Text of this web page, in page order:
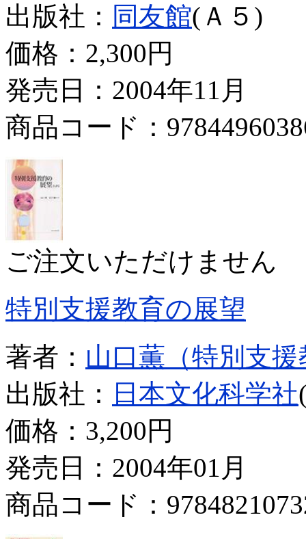
出版社： 同友館(Ａ５)
価格： 2,300円
発売日：2004年11月
商品コード：
ご注文いただけません
特別支援教育の展望
著者： 山口薫（特別支
出版社：
日本文化科学社
価格： 3,200円
発売日：2004年01月
商品コード：